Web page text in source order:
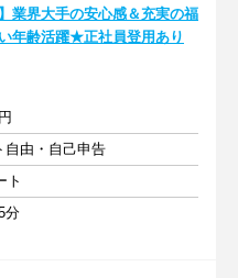
業界大手の安心感＆充実の福
年齢活躍★正社員登用あり
自由・自己申告
ト
分